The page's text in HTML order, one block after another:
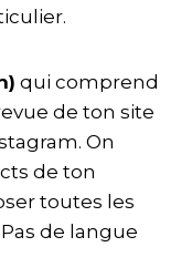
qui comprend
de ton site
On
de ton
toutes les
de langue